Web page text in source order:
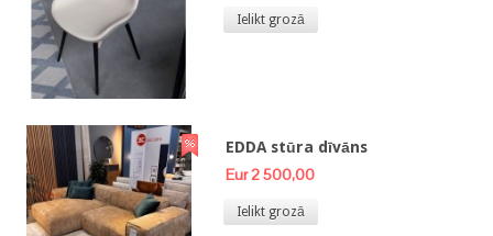
Ielikt grozā
EDDA stūra dīvāns
Eur 2 500,00
Ielikt grozā